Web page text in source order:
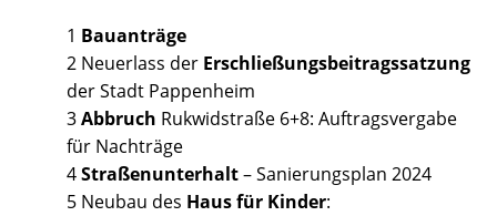
1 Bauanträge
2 Neuerlass der Erschließungsbeitragssatzung
der Stadt Pappenheim
3Abbruch Rukwidstraße 6+8: Auftragsvergabe
für Nachträge
4Straßenunterhalt– Sanierungsplan 2024
5 Neubau des Haus für Kinder: